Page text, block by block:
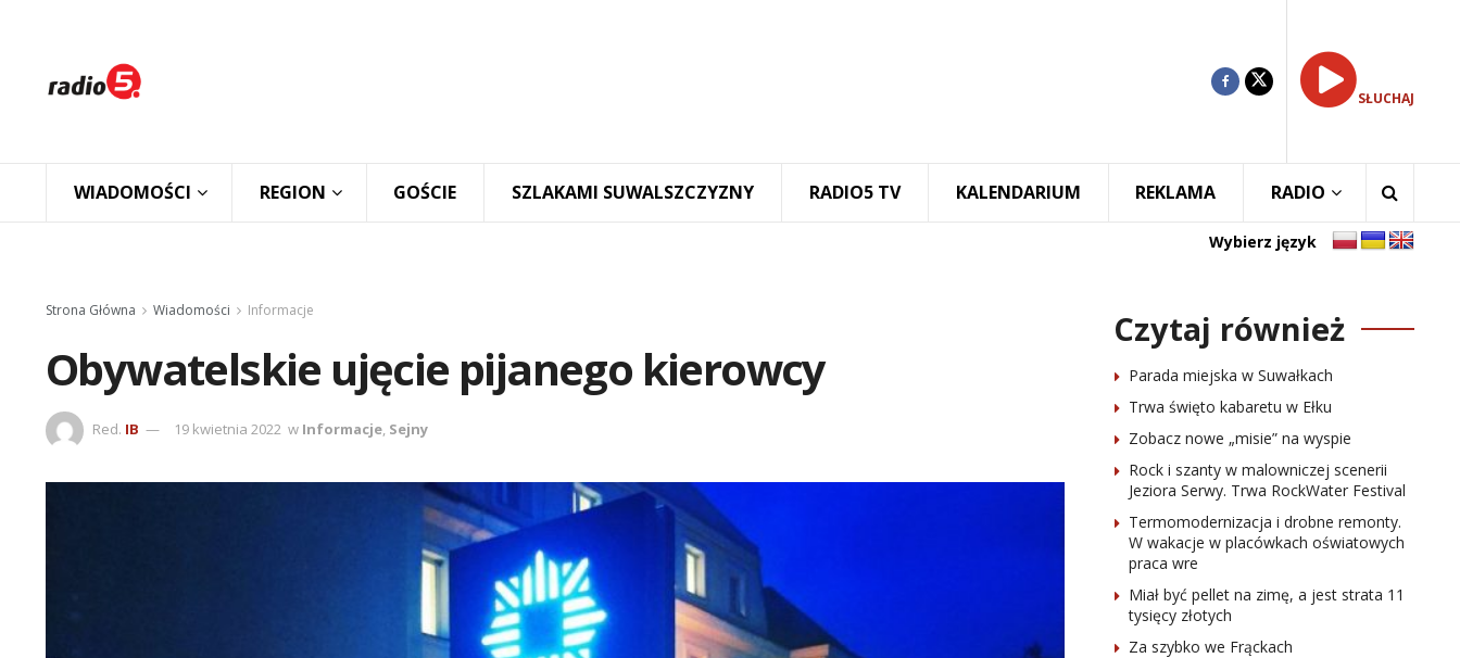
SŁUCHAJ
WIADOMOŚCI REGION GOŚCIE SZLAKAMI SUWALSZCZYZNY RADIO5 TV KALENDARIUM REKLAMA RADIO
Wybierz język
Strona Główna Wiadomości Informacje
Obywatelskie ujęcie pijanego kierowcy
Red. IB 19 kwietnia 2022 w Informacje, Sejny
Czytaj również
Parada miejska w Suwałkach
Trwa święto kabaretu w Ełku
Zobacz nowe „misie” na wyspie
Rock i szanty w malowniczej scenerii
Jeziora Serwy. Trwa RockWater Festival
Termomodernizacja i drobne remonty.
W wakacje w placówkach oświatowych
praca wre
Miał być pellet na zimę, a jest strata 11
tysięcy złotych
Za szybko we Frąckach